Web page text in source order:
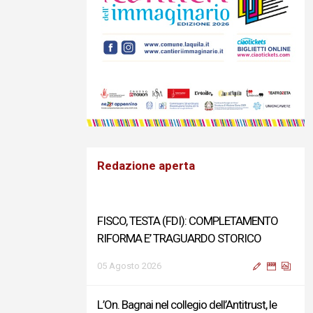
Redazione aperta
FISCO, TESTA (FDI): COMPLETAMENTO
RIFORMA E’ TRAGUARDO STORICO
05 Agosto 2026
L’On. Bagnai nel collegio dell’Antitrust, le